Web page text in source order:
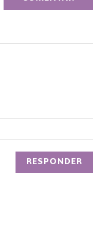
RESPONDER